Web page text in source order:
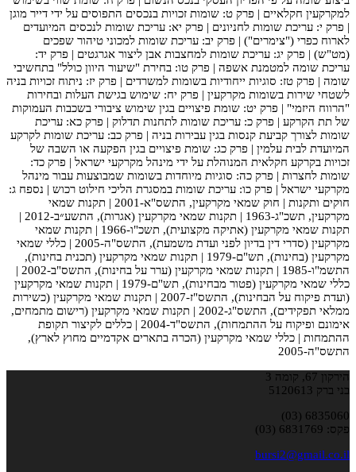
למקרקעין חקלאיים | פרק ט: שומות זכויות בנכסים התפוסים על ידי דייר מוגן
| פרק י: עריכת שומות לחניונים | פרק יא: עריכת שומות לנכסים המיועדים
לארוח כפרי ("צימרים") | פרק יב: עריכת שומות למכוני טיהור שפכים
(מט"ש) | פרק יג: עריכת שומות למחצבות אבן ליצור אגרגטים | פרק יד:
עריכת שומה למטמנת אשפה | פרק טו: בחירת "שיעור היוון כולל" בתחשיבי
שומה | פרק טז: סוגיות ייחודיות בשומות למשרדים | פרק יז: ניתוח זכויות בניה
לשטחי שירות בשומות מקרקעין | פרק יח: שימוש בגישת העלות ובחירות
"הרווח היזמי" | פרק יט: שומת פיצויים בגין שימוש ציבורי בשכבות העמוקות
של תת הקרקע | פרק כ: עריכת שומות לתחנות תדלוק | פרק כא: עריכת
שומות לצורך קביעת קנסות בגין עבירות בניה | פרק כב: עריכת שומות לקרקע
המיועדת לבית עלמין | פרק כג: שומת פיצויים בגין הפקעה או השבה של
זכויות בקרקע חקלאית המנוהלת על ידי מינהל מקרקעי ישראל | פרק כד:
שומות לחצרות | פרק כה: סוגיות מיוחדות בשומות שמבוצעות עבור מינהל
מקרקעי ישראל | פרק כו: עריכת שומות במסגרת הליכי חילוט רכוש | נספח ג:
חוקים ותקנות | חוק שמאי מקרקעין, התשס"א-2001 | תקנות שמאי
מקרקעין, תשכ"ג-1963 | תקנות שמאי מקרקעין (אגרות), התשע״ב-2012 |
תקנות שמאי מקרקעין (אתיקה מקצועית), תשכ"ו-1966 | תקנות שמאי
מקרקעין (סדרי דין בדיון לפני ועדת משמעת), התשס"ה-2005 | כללי שמאי
מקרקעין (בחינות), תש"ם-1979 | תקנות שמאי מקרקעין (תכנית בחינות),
התשמ"ו-1985 | תקנות שמאי מקרקעין (ערר על בחינות), התשס"ב-2002 |
כללי שמאי מקרקעין (פטור מבחינות), תש"ם-1979 | תקנות שמאי מקרקעין
(ועדת פיקוח על הבחינות), התשס"ז-2007 | תקנות שמאי מקרקעין (כשירות
ממלאי תפקידים), התשס"ג-2002 | תקנות שמאי מקרקעין (רישום מתמחים,
אימונם ופיקוח על ההתמחות), התשס"ד-2004 | כללים לקיצור תקופת
ההתמחות | כללי שמאי מקרקעין (הכרה בתארים אקדמיים מחוץ לארץ),
התשס"ה-2005
הירקון 67, קומה 3
בני ברק 5120613
6835060 (03)
פקס: 6831769 (03)
bursi2@gmail.co.il